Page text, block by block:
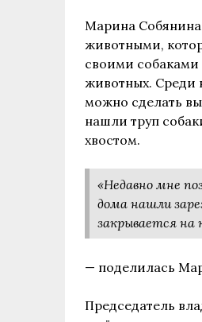
Марина Собянина
животными,
своими собаками
животных. Среди
можно сделать
нашли труп
хвостом.
«Недавно мне
дома нашли
закрывается
— поделилась
Председатель